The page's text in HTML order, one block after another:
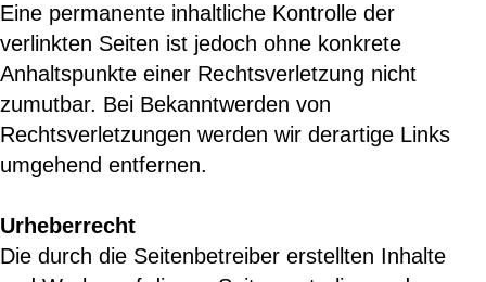
Eine permanente inhaltliche Kontrolle der
verlinkten Seiten ist jedoch ohne konkrete
Anhaltspunkte einer Rechtsverletzung nicht
zumutbar. Bei Bekanntwerden von
Rechtsverletzungen werden wir derartige Links
umgehend entfernen.
Urheberrecht
Die durch die Seitenbetreiber erstellten Inhalte